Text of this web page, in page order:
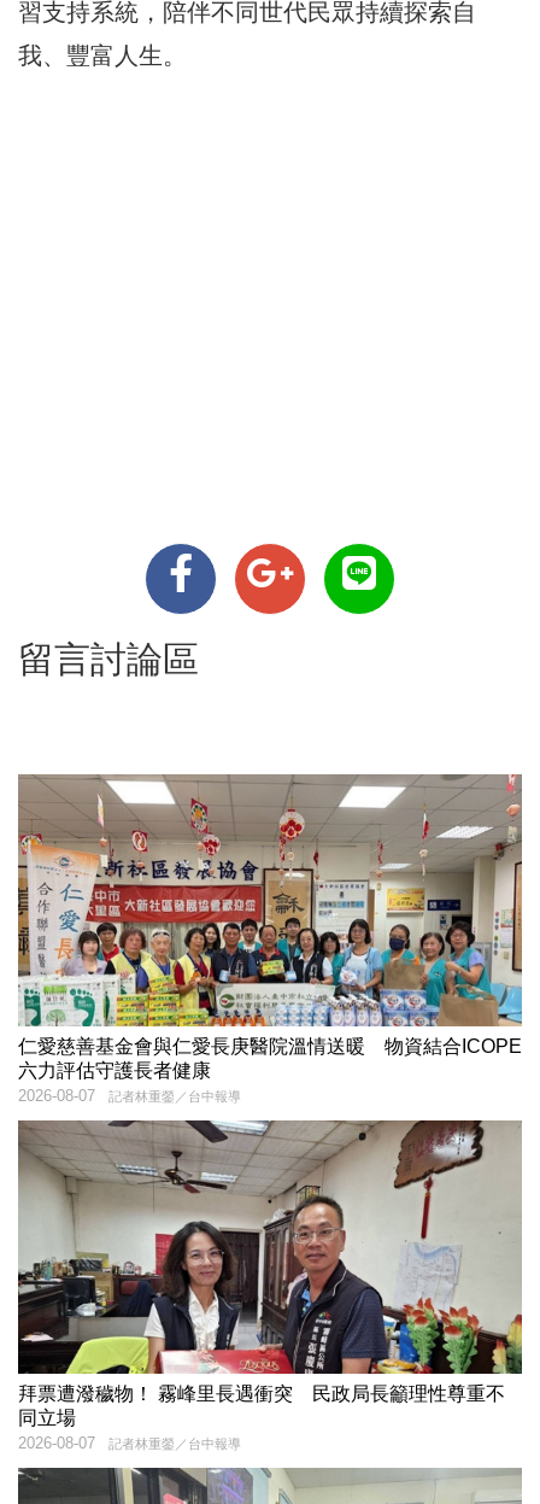
習支持系統，陪伴不同世代民眾持續探索自
我、豐富人生。
留言討論區
仁愛慈善基金會與仁愛長庚醫院溫情送暖 物資結合ICOPE
六力評估守護長者健康
記者林重鎣／台中報導
2026-08-07
拜票遭潑穢物！ 霧峰里長遇衝突 民政局長籲理性尊重不
同立場
記者林重鎣／台中報導
2026-08-07